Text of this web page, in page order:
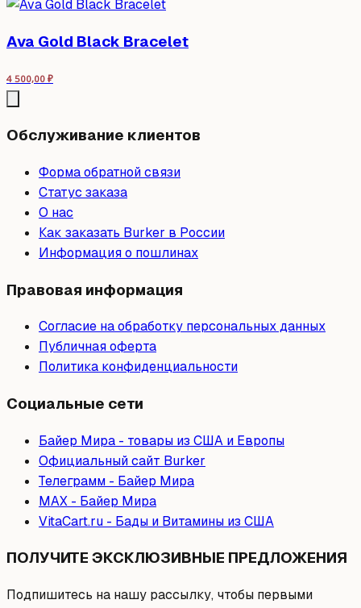
Ava Gold Black Bracelet
4 500,00 ₽
Обслуживание клиентов
Форма обратной связи
Статус заказа
О нас
Как заказать Burker в России
Информация о пошлинах
Правовая информация
Согласие на обработку персональных данных
Публичная оферта
Политика конфиденциальности
Социальные сети
Байер Мира - товары из США и Европы
Официальный сайт Burker
Телеграмм - Байер Мира
МAX - Байер Мира
VitaCart.ru - Бады и Витамины из США
ПОЛУЧИТЕ ЭКСКЛЮЗИВНЫЕ ПРЕДЛОЖЕНИЯ
Подпишитесь на нашу рассылку, чтобы первыми